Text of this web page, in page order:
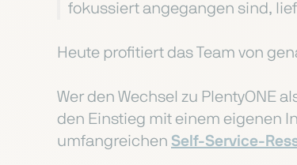
fokussiert angegangen sind,
Heute profitiert das Team von
Wer den Wechsel zu PlentyONE
den Einstieg mit einem eigenen
umfangreichen Self-Service-